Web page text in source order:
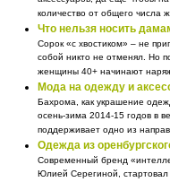
количество от общего числа
Что нельзя носить
Сорок «с хвостиком» – не
собой никто не отменял. Но
женщины 40+ начинают
Мода на одежду и
Бахрома, как украшение
осень-зима 2014-15 годов в
поддерживает одно из
Одежда из
Современный бренд
Юлией Серегиной, стартовал